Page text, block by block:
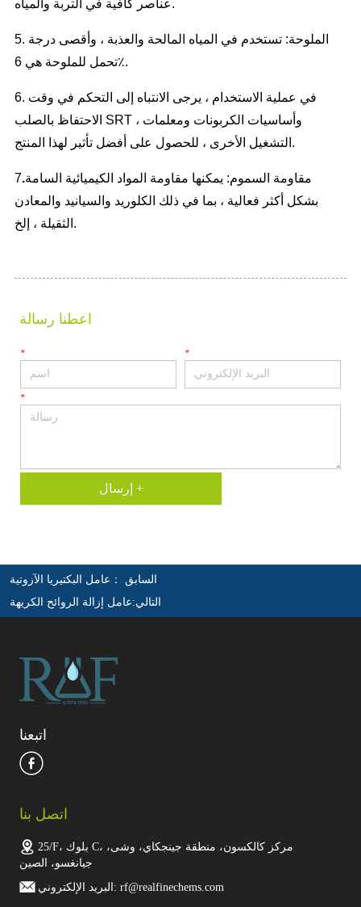
اعطنا رسالة
* *
*
إرسال +
السابق ： عامل البكتيريا الآزوتية
التالي:عامل إزالة الروائح الكريهة
اتبعنا
اتصل بنا
25/F، بلوك C، مركز كالكسون، منطقة جينجكاي، وشى،
جيانغسو، الصين
البريد الإلكتروني: rf@realfinechems.com